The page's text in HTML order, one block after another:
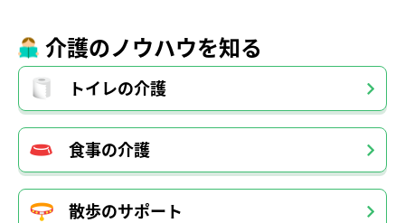
介護のノウハウを知る
トイレの介護
食事の介護
散歩のサポート